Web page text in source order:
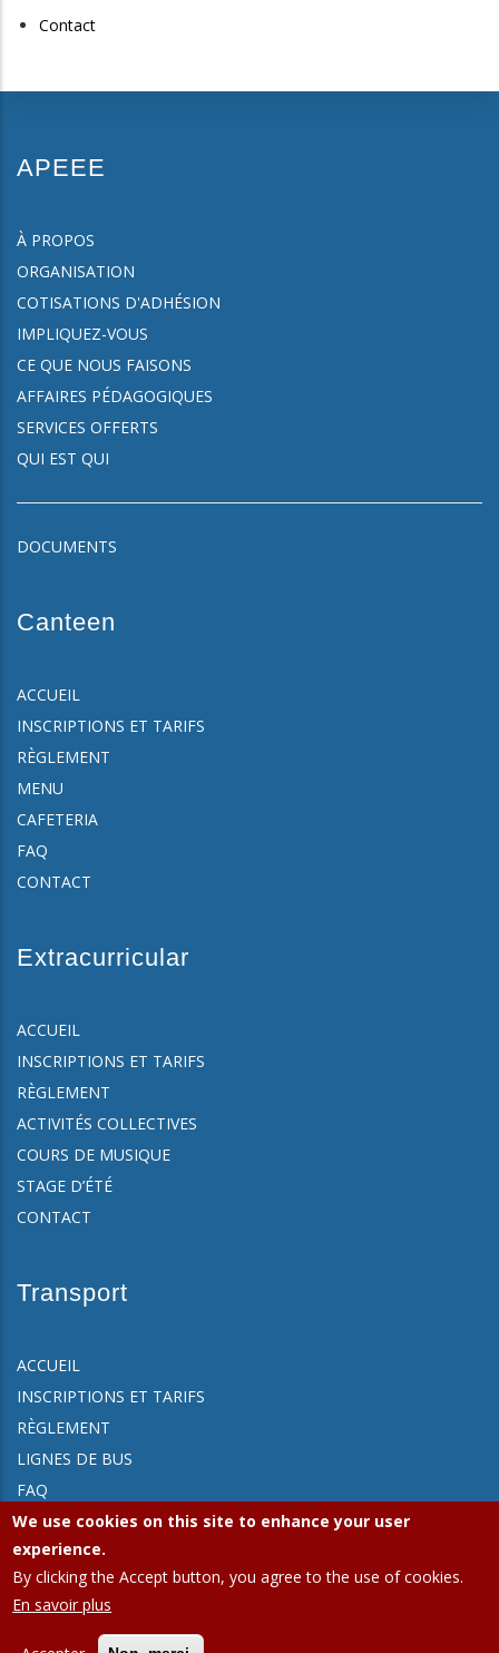
Contact
APEEE
À PROPOS
ORGANISATION
COTISATIONS D'ADHÉSION
IMPLIQUEZ-VOUS
CE QUE NOUS FAISONS
AFFAIRES PÉDAGOGIQUES
SERVICES OFFERTS
QUI EST QUI
DOCUMENTS
Canteen
ACCUEIL
INSCRIPTIONS ET TARIFS
RÈGLEMENT
MENU
CAFETERIA
FAQ
CONTACT
Extracurricular
ACCUEIL
INSCRIPTIONS ET TARIFS
RÈGLEMENT
ACTIVITÉS COLLECTIVES
COURS DE MUSIQUE
STAGE D’ÉTÉ
CONTACT
Transport
ACCUEIL
INSCRIPTIONS ET TARIFS
RÈGLEMENT
LIGNES DE BUS
FAQ
CONTACT
We use cookies on this site to enhance your user
experience.
By clicking the Accept button, you agree to the use of cookies.
En savoir plus